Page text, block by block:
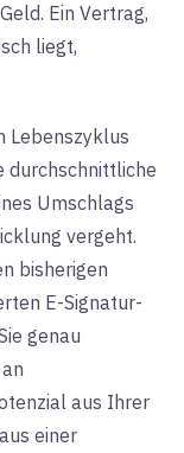
Ein Vertrag,
liegt,
Lebenszyklus
durchschnittliche
Umschlags
vergeht.
bisherigen
E-Signatur-
genau
aus Ihrer
einer